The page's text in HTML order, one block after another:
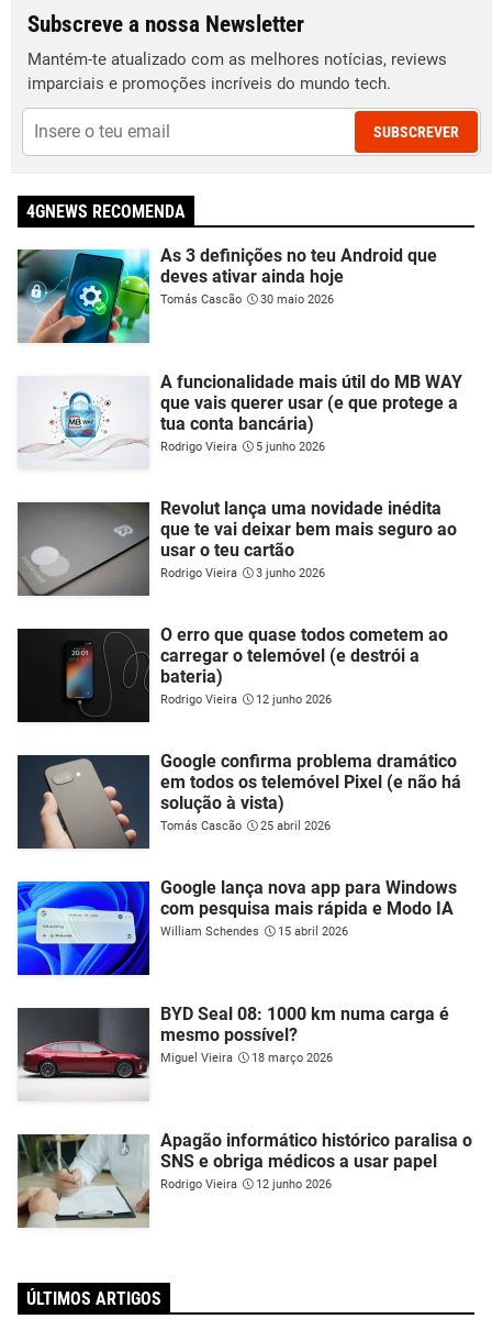
Subscreve a nossa Newsletter
Mantém-te atualizado com as melhores notícias, reviews
imparciais e promoções incríveis do mundo tech.
SUBSCREVER
4GNEWS RECOMENDA
As 3 definições no teu Android que
deves ativar ainda hoje
Tomás Cascão 30 maio 2026
A funcionalidade mais útil do MB WAY
que vais querer usar (e que protege a
tua conta bancária)
Rodrigo Vieira 5 junho 2026
Revolut lança uma novidade inédita
que te vai deixar bem mais seguro ao
usar o teu cartão
Rodrigo Vieira 3 junho 2026
O erro que quase todos cometem ao
carregar o telemóvel (e destrói a
bateria)
Rodrigo Vieira 12 junho 2026
Google confirma problema dramático
em todos os telemóvel Pixel (e não há
solução à vista)
Tomás Cascão 25 abril 2026
Google lança nova app para Windows
com pesquisa mais rápida e Modo IA
William Schendes 15 abril 2026
BYD Seal 08: 1000 km numa carga é
mesmo possível?
Miguel Vieira 18 março 2026
Apagão informático histórico paralisa o
SNS e obriga médicos a usar papel
Rodrigo Vieira 12 junho 2026
ÚLTIMOS ARTIGOS